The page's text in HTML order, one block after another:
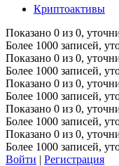
Криптоактивы
Показано 0 из 0,
Более 1000 записей,
Показано 0 из 0,
Более 1000 записей,
Показано 0 из 0,
Более 1000 записей,
Показано 0 из 0,
Более 1000 записей,
Показано 0 из 0,
Более 1000 записей,
Войти | Регистрация